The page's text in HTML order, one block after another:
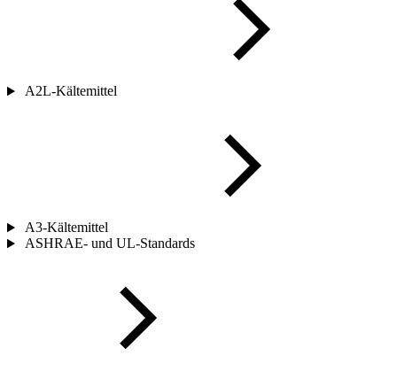
A2L-Kältemittel
A3-Kältemittel
ASHRAE- und UL-Standards